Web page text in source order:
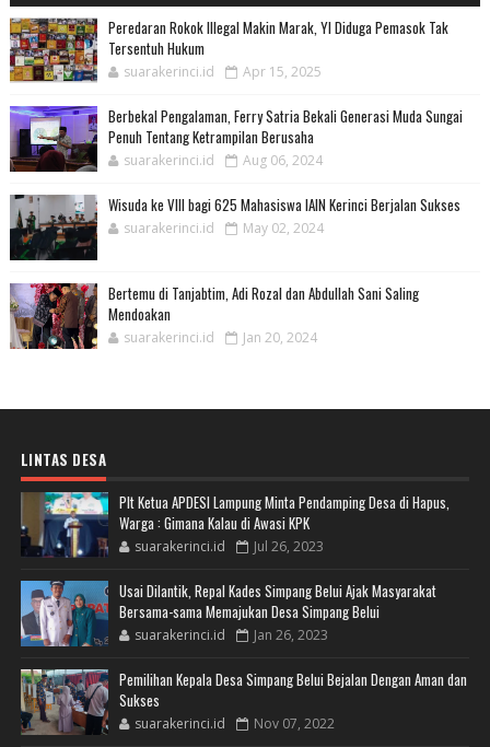
Peredaran Rokok Illegal Makin Marak, YI Diduga Pemasok Tak
Tersentuh Hukum
suarakerinci.id Apr 15, 2025
Berbekal Pengalaman, Ferry Satria Bekali Generasi Muda Sungai
Penuh Tentang Ketrampilan Berusaha
suarakerinci.id Aug 06, 2024
Wisuda ke VIII bagi 625 Mahasiswa IAIN Kerinci Berjalan Sukses
suarakerinci.id May 02, 2024
Bertemu di Tanjabtim, Adi Rozal dan Abdullah Sani Saling
Mendoakan
suarakerinci.id Jan 20, 2024
LINTAS DESA
Plt Ketua APDESI Lampung Minta Pendamping Desa di Hapus,
Warga : Gimana Kalau di Awasi KPK
suarakerinci.id Jul 26, 2023
Usai Dilantik, Repal Kades Simpang Belui Ajak Masyarakat
Bersama-sama Memajukan Desa Simpang Belui
suarakerinci.id Jan 26, 2023
Pemilihan Kepala Desa Simpang Belui Bejalan Dengan Aman dan
Sukses
suarakerinci.id Nov 07, 2022